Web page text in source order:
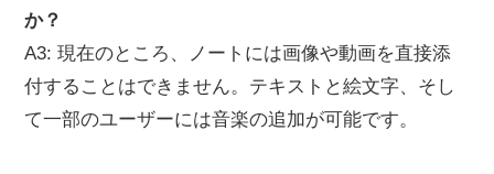
か？
A3: 現在のところ、ノートには画像や動画を直接添
付することはできません。テキストと絵文字、そし
て一部のユーザーには音楽の追加が可能です。